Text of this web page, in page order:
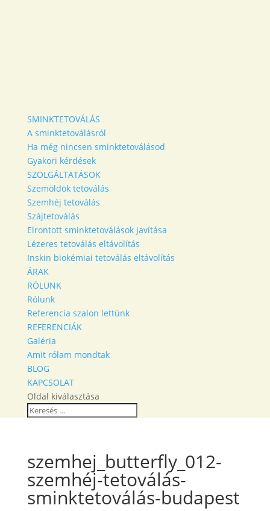
SMINKTETOVÁLÁS
A sminktetoválásról
Ha még nincsen sminktetoválásod
Gyakori kérdések
SZOLGÁLTATÁSOK
Szemöldök tetoválás
Szemhéj tetoválás
Szájtetoválás
Elrontott sminktetoválások javítása
Lézeres tetoválás eltávolítás
Inskin biokémiai tetoválás eltávolítás
ÁRAK
RÓLUNK
Rólunk
Referencia szalon lettünk
REFERENCIÁK
Galéria
Amit rólam mondtak
BLOG
KAPCSOLAT
Oldal kiválasztása
szemhej_butterfly_012-
szemhéj-tetoválás-
sminktetoválás-budapest